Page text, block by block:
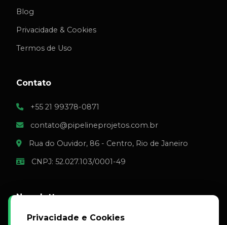
Blog
Privacidade & Cookies
Termos de Uso
Contato
+55 21 99378-0871
contato@pipelineprojetos.com.br
Rua do Ouvidor, 86 - Centro, Rio de Janeiro
CNPJ: 52.027.103/0001-49
Newsletter
Fique por dentro das novidades do setor de expansão.
Privacidade e Cookies